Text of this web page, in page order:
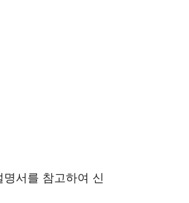
서를 참고하여 신